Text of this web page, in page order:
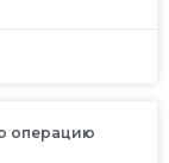
операцию